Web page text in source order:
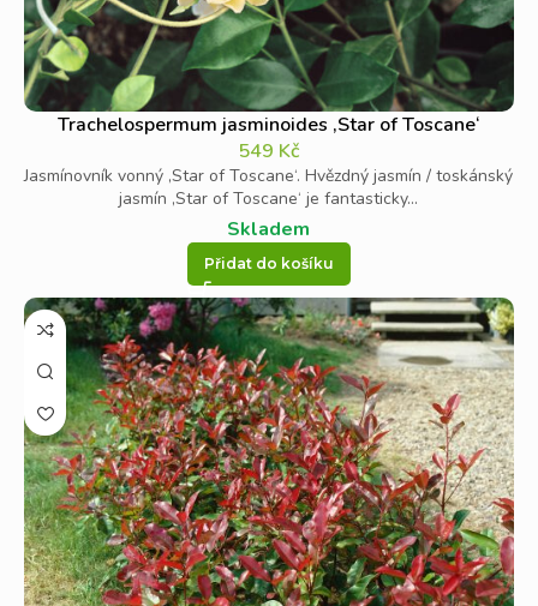
Trachelospermum jasminoides ‚Star of Toscane‘
549 Kč
Jasmínovník vonný ‚Star of Toscane‘. Hvězdný jasmín / toskánský
jasmín ‚Star of Toscane‘ je fantasticky...
Skladem
Přidat do košíku